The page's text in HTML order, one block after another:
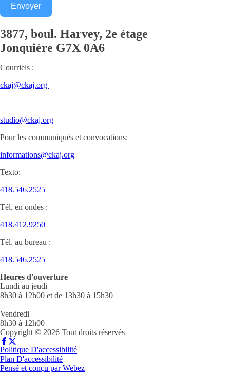
Envoyer
3877, boul. Harvey, 2e étage
Jonquière G7X 0A6
Courriels :
ckaj@ckaj.org
|
studio@ckaj.org
Pour les communiqués et convocations:
informations@ckaj.org
Texto:
418.546.2525
Tél. en ondes :
418.412.9250
Tél. au bureau :
418.546.2525
Heures d'ouverture
Lundi au jeudi
8h30 à 12h00 et de 13h30 à 15h30
Vendredi
8h30 à 12h00
Copyright © 2026 Tout droits réservés
Politique D'accessibilité
Plan D'accessibilité
Pensé et conçu parWebez